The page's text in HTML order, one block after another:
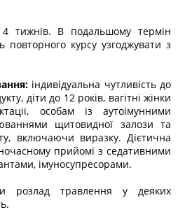
тижнів. В подальшому термін
повторного курсу узгоджувати з
індивідуальна чутливість до
діти до 12 років, вагітні жінки
особам із аутоімунними
щитовидної залози та
включаючи виразку. Дієтична
прийомі з седативними
імуносупресорами.
розлад травлення у деяких